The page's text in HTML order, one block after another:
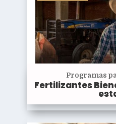
Programas
Fertilizantes